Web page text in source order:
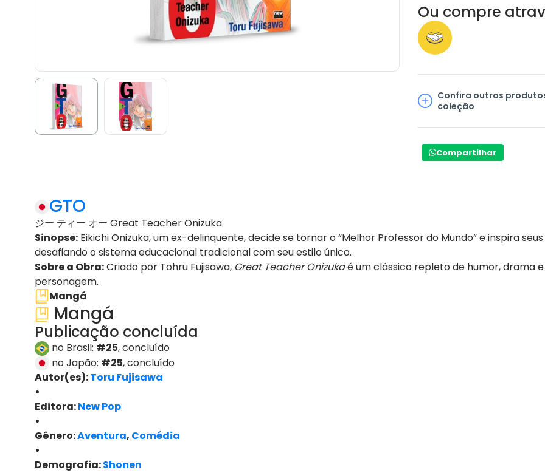
Ou compre
Confira outros
coleção
Compartilhar
GTO
ジー ティー オー Great Teacher Onizuka
Sinopse: Eikichi Onizuka, um ex-delinquente, decide se tornar o “Melhor Professor do Mundo” e inspira
desafiando o sistema educacional tradicional com seu estilo único.
Sobre a Obra:Criado por Tohru Fujisawa, Great Teacher Onizukaé um clássico repleto de humor, drama
personagem.
Mangá
Mangá
Publicação concluída
no Brasil: #25, concluído
no Japão: #25, concluído
Autor(es):Toru Fujisawa
•
Editora:New Pop
•
Gênero:Aventura, Comédia
•
Demografia:Shonen